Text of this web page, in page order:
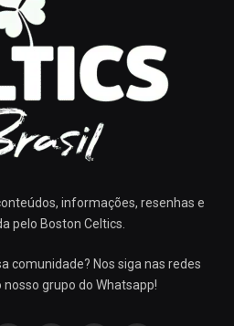
informações, resenhas e
pelo Boston Celtics.
comunidade? Nos siga nas redes
grupo do Whatsapp!